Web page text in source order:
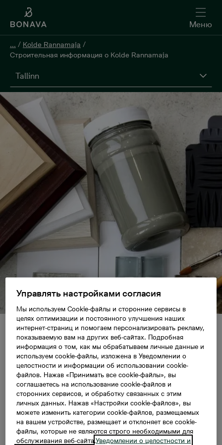
Меню
... / Kolde Rannamaja /
Строительная информация о Kolde Rannamaja
Tallinn
Põhja-Tallinn
Строительная
информация о Kolde
Rannamaja
Управлять настройками согласия
Мы используем Cookie-файлы и сторонние сервисы в
целях оптимизации и постоянного улучшения наших
интернет-страниц и помогаем персонализировать рекламу,
показываемую вам на других веб-сайтах. Подробная
информация о том, как мы обрабатываем личные данные и
используем cookie-файлы, изложена в Уведомлении о
целостности и информации об использовании cookie-
файлов. Нажав «Принимать все cookie-файлы», вы
соглашаетесь на использование cookie-файлов и
сторонних сервисов, и обработку связанных с этим
личных данных. Нажав «Настройки cookie-файлов», вы
можете изменить категории cookie-файлов, размещаемых
на вашем устройстве, размещает и отклоняет все cookie-
файлы, которые не являются строго необходимыми для
обслуживания веб-сайта.Уведомлении о целостности и